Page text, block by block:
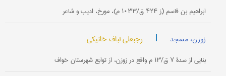
ابراهیم بن قاسم (ز ۴۲۴ ق/۱۰۳۳ م)، مورخ، ادیب و شاعر
زوزن، مسجد | رجبعلی لباف خانیکی
بنایی از سدۀ ۷ ق/۱۳ م واقع در زوزن، از توابع شهرستان خواف